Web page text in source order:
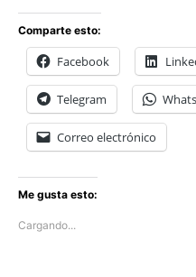
Comparte esto:
Facebook
Telegram
Correo electrónico
Me gusta esto:
Cargando...